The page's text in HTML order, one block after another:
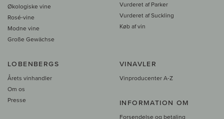
Økologiske vine
Rosé-vine
Modne vine
Große Gewächse
Vurderet af Parker
Vurderet af Suckling
Køb af vin
LOBENBERGS
Årets vinhandler
Om os
Presse
VINAVLER
Vinproducenter A-Z
INFORMATION OM
Forsendelse og betaling